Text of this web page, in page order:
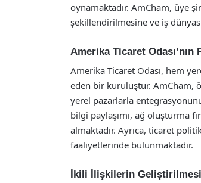
oynamaktadır. AmCham, üye
şekillendirilmesine ve iş
Amerika Ticaret Odası’nın
Amerika Ticaret Odası, hem
eden bir kuruluştur. AmCham,
yerel pazarlarla
bilgi paylaşımı, ağ oluşturma
almaktadır. Ayrıca, ticaret
faaliyetlerinde bulunmaktadır.
İkili İlişkilerin Geliştirilmesi